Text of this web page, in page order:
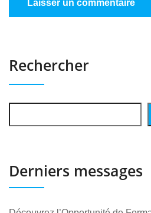
Rechercher
Derniers messages